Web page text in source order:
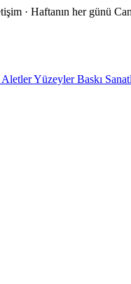
· Haftanın her günü
AletlerYüzeylerBaskı